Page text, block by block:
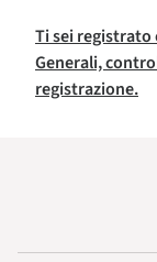
Ti sei registrato
Generali,
registrazione.